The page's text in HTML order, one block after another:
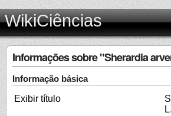
WikiCiências
Informações sobre "Sherardia
Informação básica
Exibir título
L.